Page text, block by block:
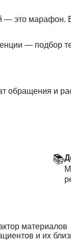
— это
— подбор
обращения и
📚
материалов
и их